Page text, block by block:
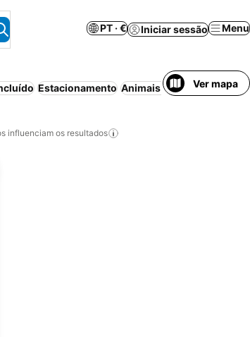
PT · € Iniciar sessão Menu
Estacionamento Animais permitidosVer mapa
influenciam os resultados
aos favoritos